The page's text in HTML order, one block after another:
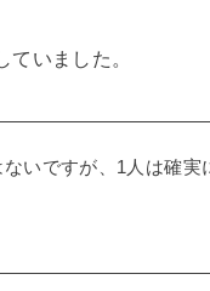
いました。
いですが、1人は確実